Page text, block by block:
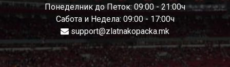
Понеделник до Петок: 09:00 - 21:00ч
Сабота и Недела: 09:00 - 17:00ч
support@zlatnakopacka.mk